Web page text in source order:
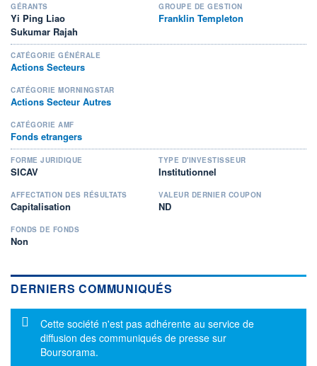
GÉRANTS
Yi Ping Liao
Sukumar Rajah
GROUPE DE GESTION
Franklin Templeton
CATÉGORIE GÉNÉRALE
Actions Secteurs
CATÉGORIE MORNINGSTAR
Actions Secteur Autres
CATÉGORIE AMF
Fonds etrangers
FORME JURIDIQUE
SICAV
TYPE D'INVESTISSEUR
Institutionnel
AFFECTATION DES RÉSULTATS
Capitalisation
VALEUR DERNIER COUPON
ND
FONDS DE FONDS
Non
DERNIERS COMMUNIQUÉS
Message d'information
Cette société n'est pas adhérente au service de
diffusion des communiqués de presse sur
Boursorama.